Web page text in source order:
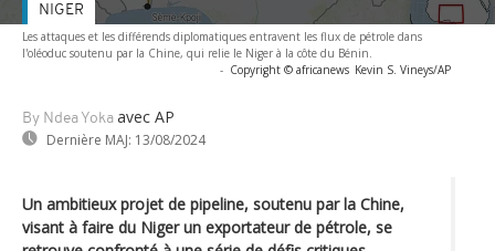
Les attaques et les différends diplomatiques entravent les flux de pétrole dans
l'oléoduc soutenu par la Chine, qui relie le Niger à la côte du Bénin.
- Copyright © africanews Kevin S. Vineys/AP
By Ndea Yoka avec AP
Dernière MAJ: 13/08/2024
NIGER
Un ambitieux projet de pipeline, soutenu par la Chine,
visant à faire du Niger un exportateur de pétrole, se